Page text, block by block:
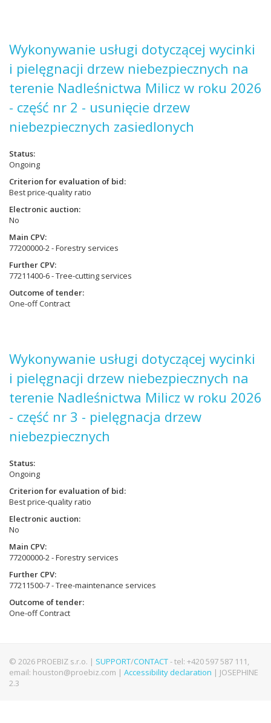
Wykonywanie usługi dotyczącej wycinki
i pielęgnacji drzew niebezpiecznych na
terenie Nadleśnictwa Milicz w roku 2026
- część nr 2 - usunięcie drzew
niebezpiecznych zasiedlonych
Status
Ongoing
Criterion for evaluation of bid
Best price-quality ratio
Electronic auction
No
Main CPV
77200000-2 - Forestry services
Further CPV
77211400-6 - Tree-cutting services
Outcome of tender
One-off Contract
Wykonywanie usługi dotyczącej wycinki
i pielęgnacji drzew niebezpiecznych na
terenie Nadleśnictwa Milicz w roku 2026
- część nr 3 - pielęgnacja drzew
niebezpiecznych
Status
Ongoing
Criterion for evaluation of bid
Best price-quality ratio
Electronic auction
No
Main CPV
77200000-2 - Forestry services
Further CPV
77211500-7 - Tree-maintenance services
Outcome of tender
One-off Contract
© 2026 PROEBIZ s.r.o. | SUPPORT/CONTACT- tel: +420 597 587 111,
email: houston@proebiz.com | Accessibility declaration | JOSEPHINE
2.3